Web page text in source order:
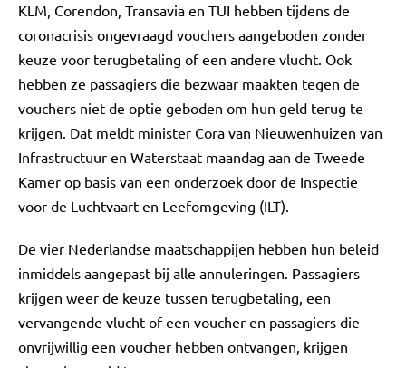
KLM, Corendon, Transavia en TUI hebben tijdens de
coronacrisis ongevraagd vouchers aangeboden zonder
keuze voor terugbetaling of een andere vlucht. Ook
hebben ze passagiers die bezwaar maakten tegen de
vouchers niet de optie geboden om hun geld terug te
krijgen. Dat meldt minister Cora van Nieuwenhuizen van
Infrastructuur en Waterstaat maandag aan de Tweede
Kamer op basis van een onderzoek door de Inspectie
voor de Luchtvaart en Leefomgeving (ILT).
De vier Nederlandse maatschappijen hebben hun beleid
inmiddels aangepast bij alle annuleringen. Passagiers
krijgen weer de keuze tussen terugbetaling, een
vervangende vlucht of een voucher en passagiers die
onvrijwillig een voucher hebben ontvangen, krijgen